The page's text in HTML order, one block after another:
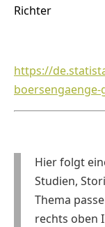
Richter
https://
Hier folgt
Studien,
Thema
rechts oben